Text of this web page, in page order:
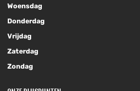
Woensdag
Donderdag
Vrijdag
Zaterdag
Zondag